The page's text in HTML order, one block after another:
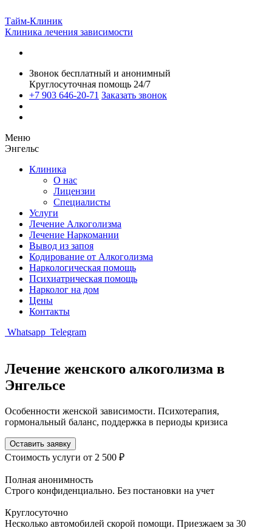
Тайм-Клиник
Клиника лечения зависимости
Звонок бесплатный и анонимный
Круглосуточная помощь 24/7
+7 903 646-20-71 Заказать звонок
Меню
Энгельс
Клиника
О нас
Лицензии
Специалисты
Услуги
Лечение Алкоголизма
Лечение Наркомании
Вывод из запоя
Кодирование от Алкоголизма
Наркологическая помощь
Психиатрическая помощь
Нарколог на дом
Цены
Контакты
Whatsapp Telegram
Лечение женского алкоголизма в
Энгельсе
Особенности женской зависимости. Психотерапия,
гормональный баланс, поддержка в периоды кризиса
Оставить заявку
Стоимость услуги от 2 500 ₽
Полная анонимность
Строго конфиденциально. Без постановки на учет
Круглосуточно
Несколько автомобилей скорой помощи. Приезжаем за 30